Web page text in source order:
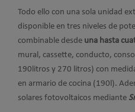
Todo ello con una sola unidad
disponible en tres niveles de
combinable desde una hasta
mural, cassette, conducto,
190litros y 270 litros) con
en armario de cocina (190l).
solares fotovoltaicos mediante